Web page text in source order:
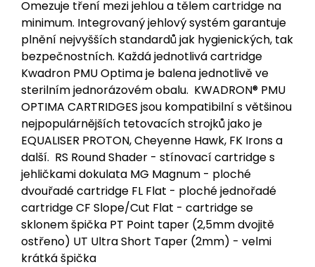
Omezuje tření mezi jehlou a tělem cartridge na
minimum. Integrovaný jehlový systém garantuje
plnění nejvyšších standardů jak hygienických, tak
bezpečnostních. Každá jednotlivá cartridge
Kwadron PMU Optima je balena jednotlivě ve
sterilním jednorázovém obalu. KWADRON® PMU
OPTIMA CARTRIDGES jsou kompatibilní s většinou
nejpopulárnějších tetovacích strojků jako je
EQUALISER PROTON, Cheyenne Hawk, FK Irons a
další. RS Round Shader - stínovací cartridge s
jehličkami dokulata MG Magnum - ploché
dvouřadé cartridge FL Flat - ploché jednořadé
cartridge CF Slope/Cut Flat - cartridge se
sklonem špička PT Point taper (2,5mm dvojitě
ostřeno) UT Ultra Short Taper (2mm) - velmi
krátká špička